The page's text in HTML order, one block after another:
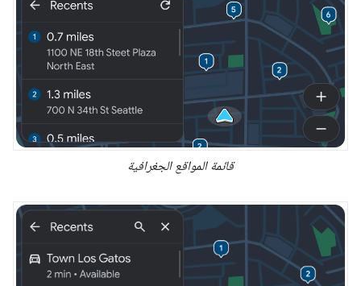
قائمة المواقع الجغرافية